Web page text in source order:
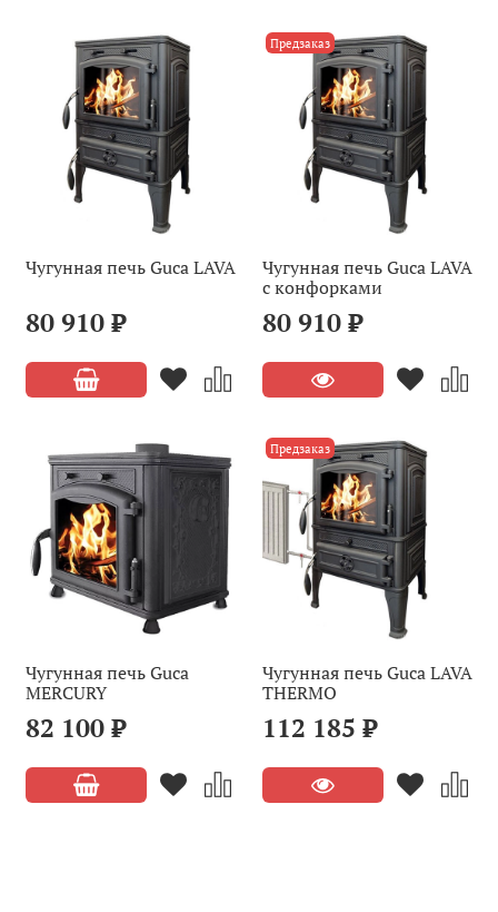
Чугунная печь Guca LAVA
80 910 ₽
Предзаказ
Чугунная печь Guca LAVA
с конфорками
80 910 ₽
Чугунная печь Guca
MERCURY
82 100 ₽
Предзаказ
Чугунная печь Guca LAVA
THERMO
112 185 ₽